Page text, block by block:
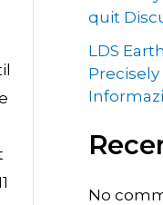
quit
LDS
No